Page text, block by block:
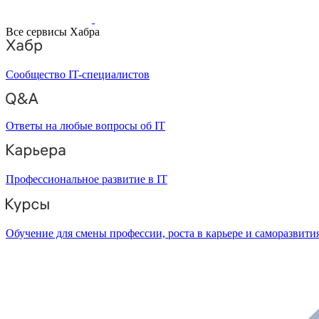
Все сервисы Хабра
Сообщество IT-специалистов
Ответы на любые вопросы об IT
Профессиональное развитие в IT
Обучение для смены профессии, роста в карьере и